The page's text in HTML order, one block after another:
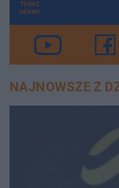
TERAZ
GRAMY
NAJNOWSZE Z